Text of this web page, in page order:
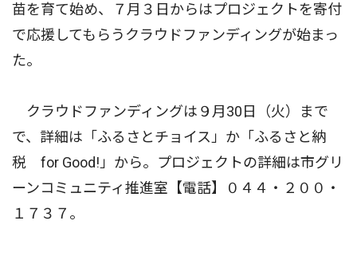
苗を育て始め、７月３日からはプロジェクトを寄付
で応援してもらうクラウドファンディングが始まっ
た。
クラウドファンディングは９月30日（火）まで
で、詳細は「ふるさとチョイス」か「ふるさと納
税 for Good!」から。プロジェクトの詳細は市グリ
ーンコミュニティ推進室【電話】０４４・２００・
１７３７。